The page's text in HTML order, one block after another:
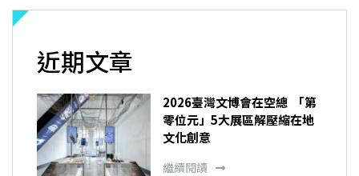
近期文章
2026臺灣文博會在空總 「第
零位元」5大展區解壓縮在地
文化創意
繼續閱讀